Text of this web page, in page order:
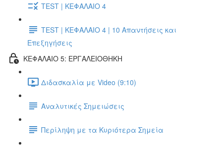
TEST | ΚΕΦΑΛΑΙΟ 4
TEST | ΚΕΦΑΛΑΙΟ 4 | 10 Απαντήσεις και
Επεξηγήσεις
ΚΕΦΑΛΑΙΟ 5: ΕΡΓΑΛΕΙΟΘΗΚΗ
Διδασκαλία με Video (9:10)
Αναλυτικές Σημειώσεις
Περίληψη με τα Κυριότερα Σημεία